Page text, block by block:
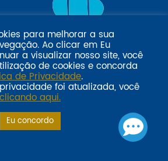
por:
SINDILOJAS-SPAcesse aqui
para melhorar a sua
Ao clicar em Eu
a visualizar nosso site, você
de cookies e concorda
de Privacidade.
foi atualizada, você
clicando aqui.
Eu concordo